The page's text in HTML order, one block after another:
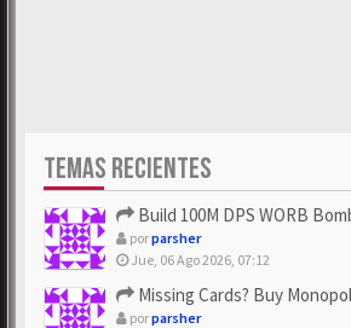
TEMAS RECIENTES
Build 100M DPS WORB Bomb
porparsher
Jue, 06 Ago 2026, 07:12
Missing Cards? Buy Monopoly Go Happy
porparsher